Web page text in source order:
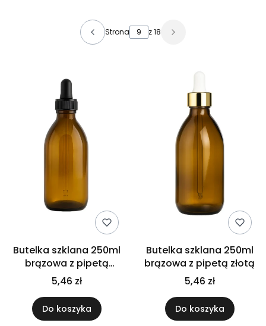
Lista produktów
Strona z 18
Butelka szklana 250ml
brązowa z pipetą
czarną
5,46 zł
Do koszyka
Butelka szklana 250ml
brązowa z pipetą złotą
5,46 zł
Do koszyka